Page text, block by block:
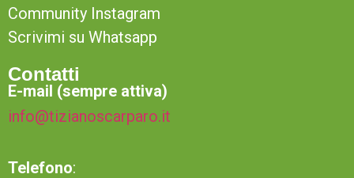
Community Instagram
Scrivimi su Whatsapp
Contatti
E-mail (sempre attiva)
info@tizianoscarparo.it
Telefono: